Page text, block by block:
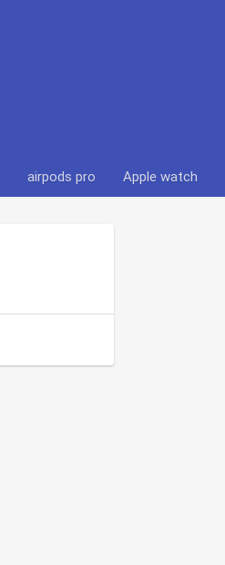
airpods pro Apple watch